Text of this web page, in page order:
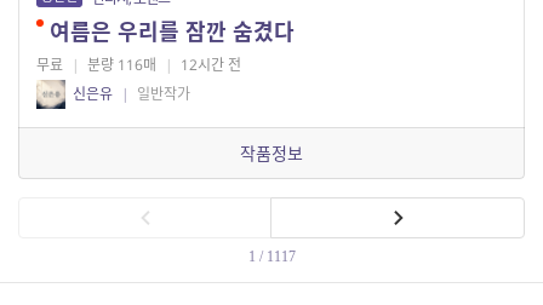
여름은 우리를 잠깐 숨겼다
무료 | 분량 116매 | 12시간 전
신은유 | 일반작가
작품정보
1 / 1117